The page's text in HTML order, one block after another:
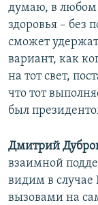
думаю, в любом
здоровья – без
сможет
вариант, как
на тот свет,
что тот
был
Дмитрий
взаимной
видим в случае
вызовами на